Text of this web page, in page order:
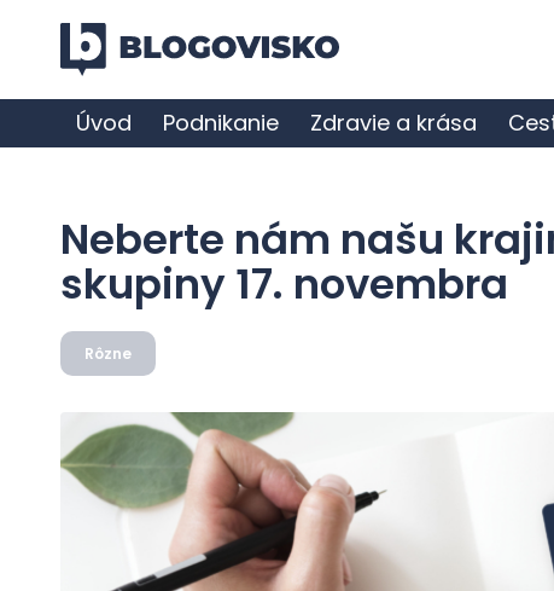
Úvod Podnikanie Zdravie a krása
Neberte nám našu
skupiny 17. novembra
Rôzne